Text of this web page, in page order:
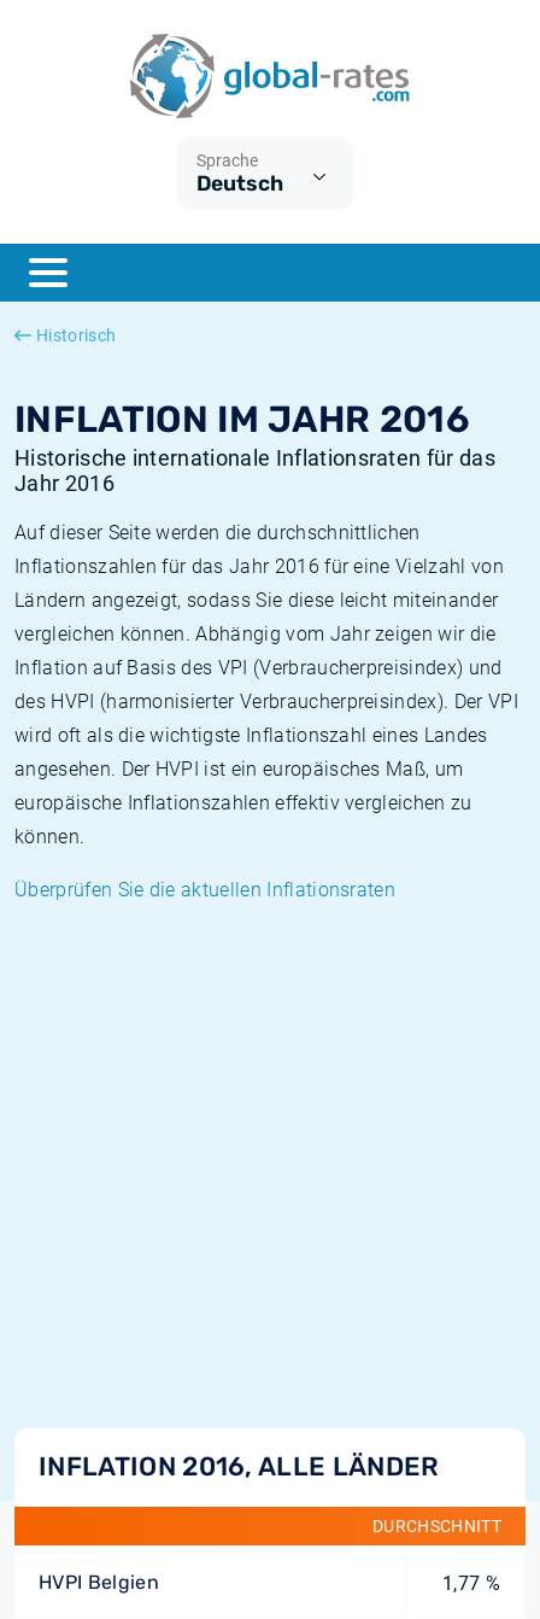
Sprache
Deutsch
Historisch
INFLATION IM JAHR 2016
Historische internationale Inflationsraten für das
Jahr 2016
Auf dieser Seite werden die durchschnittlichen
Inflationszahlen für das Jahr 2016 für eine Vielzahl von
Ländern angezeigt, sodass Sie diese leicht miteinander
vergleichen können. Abhängig vom Jahr zeigen wir die
Inflation auf Basis des VPI (Verbraucherpreisindex) und
des HVPI (harmonisierter Verbraucherpreisindex). Der VPI
wird oft als die wichtigste Inflationszahl eines Landes
angesehen. Der HVPI ist ein europäisches Maß, um
europäische Inflationszahlen effektiv vergleichen zu
können.
Überprüfen Sie die aktuellen Inflationsraten
INFLATION 2016, ALLE LÄNDER
DURCHSCHNITT
HVPI Belgien 1,77 %
ESTER
SONIA
Was ist die VPI-Inflation?
Was ist die HVPI-Inflation?
Deutsche inflation
Europäische inflation
Historische Euribor-Sätze
Historische ESTER-Sätze
Historische SOFR-Sätze
Historische SONIA-Sätze
Inflationsrechner